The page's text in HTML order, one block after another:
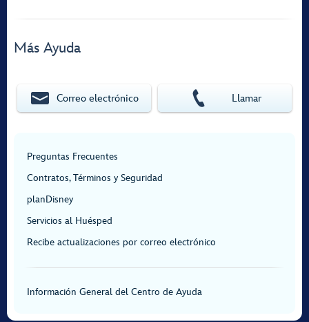
Más Ayuda
Correo electrónico Llamar
Preguntas Frecuentes
Contratos, Términos y Seguridad
planDisney
Servicios al Huésped
Recibe actualizaciones por correo electrónico
Información General del Centro de Ayuda